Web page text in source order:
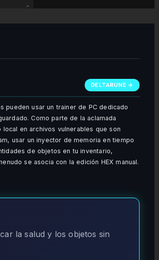
DELTARUNE →
pueden usar un trainer de PC dedicado
Como parte de la aclamada
en archivos vulnerables que son
usar un inyector de memoria en tiempo
de objetos en tu inventario,
se asocia con la edición HEX manual.
la salud y los objetos sin